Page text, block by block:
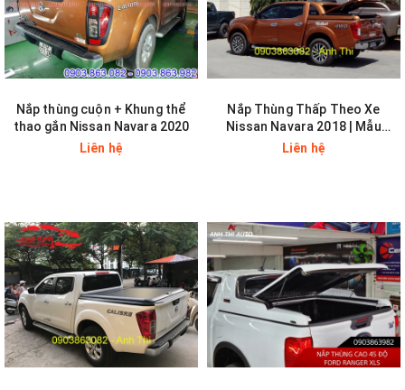
Nắp thùng cuộn + Khung thể
thao gắn Nissan Navara 2020
Liên hệ
Nắp Thùng Thấp Theo Xe
Nissan Navara 2018 | Mẫu
kính NP300
Liên hệ